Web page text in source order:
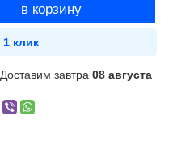
Доставим завтра08 августа